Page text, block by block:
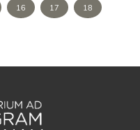
16 17 18